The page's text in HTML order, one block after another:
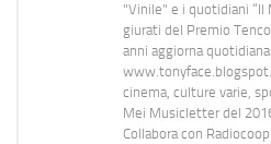
"Vinile" e i quotidiani “Il
giurati del Premio
anni aggiorna
cinema, culture varie,
Mei Musicletter del
Collabora con